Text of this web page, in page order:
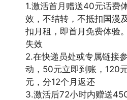
1.激活首月赠送40元话费
效，不结转，不抵扣国漫
扣月租，即首月免费体验
失效
2.在快递员处或专属链接
动，50元立即到账，120
元，分12个月返还
3.激活后72小时内赠送